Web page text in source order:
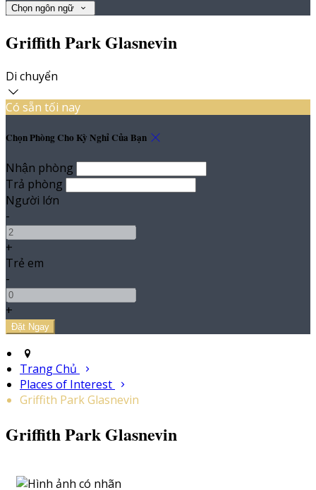
Chọn ngôn ngữ
Griffith Park Glasnevin
Di chuyển
Có sẵn tối nay
Chọn Phòng Cho Kỳ Nghỉ Của Bạn
Nhận phòng
Trả phòng
Người lớn
-
+
Trẻ em
-
+
Trang Chủ
Places of Interest
Griffith Park Glasnevin
Griffith Park Glasnevin